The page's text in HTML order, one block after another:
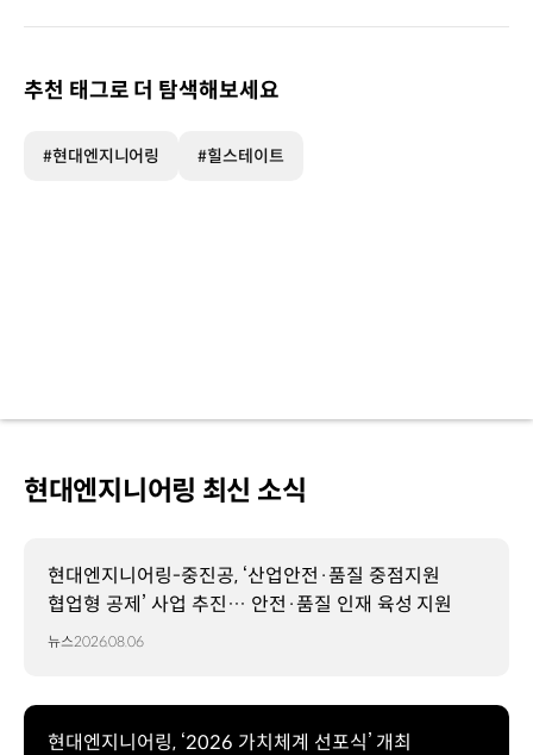
추천 태그로 더 탐색해보세요
#현대엔지니어링 #힐스테이트
현대엔지니어링 최신 소식
현대엔지니어링-중진공, ‘산업안전·품질 중점지원
협업형 공제’ 사업 추진… 안전·품질 인재 육성 지원
뉴스2026.08.06
현대엔지니어링, ‘2026 가치체계 선포식’ 개최